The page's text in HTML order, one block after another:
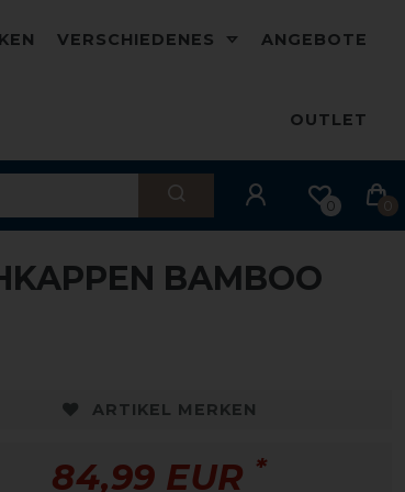
VERSCHIEDENES ANGEBOTE
OUTLET
0 0
BAMBOO
ARTIKEL MERKEN
84,99 EUR *